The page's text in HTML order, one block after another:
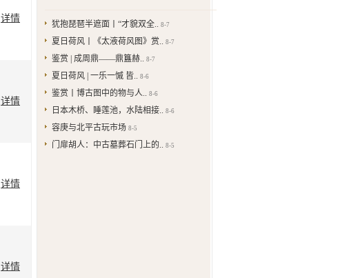
详情
详情
详情
详情
犹抱琵琶半遮面丨“才貌双全.. 8-7
夏日荷风丨《太液荷风图》赏.. 8-7
鉴赏 | 成周鼎——鼎簋赫.. 8-7
夏日荷风 | 一乐一慽 皆.. 8-6
鉴赏丨博古图中的物与人.. 8-6
日本木桥、睡莲池，水陆相接.. 8-6
容庚与北平古玩市场 8-5
门扉胡人：中古墓葬石门上的.. 8-5